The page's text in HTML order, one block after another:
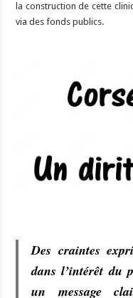
la construction de cette
via des fonds publics.
Des craintes
dans l’intérêt du
un message